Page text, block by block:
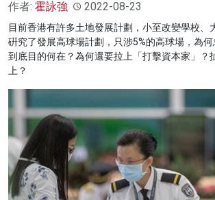
作者: 霍詠強 2022-08-23
目前香港有許多土地發展計劃，小至改變學校、
硏究了發展高球場計劃，只涉5%的高球場，為
到底目的何在？為何還要拉上「打擊資本家」？
上？